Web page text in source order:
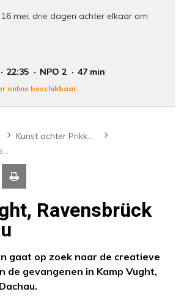
mei, drie dagen achter elkaar om
22:35 NPO 2 47 min
online beschikbaar.
Kunst achter Prikkeldraad
Kamp Vught, Ravensbrück en Dachau
Ravensbrück
gaat op zoek naar de creatieve
de gevangenen in Kamp Vught,